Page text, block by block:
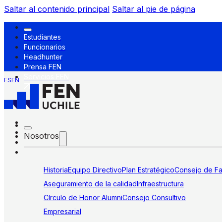
Saltar al contenido principal Saltar al pie de página
Estudiantes
Funcionarios
Headhunter
Prensa FEN
ESEN
Nosotros
HistoriaEquipo DirectivoPlan EstratégicoConsejo de
Aseguramiento de la calidadInfraestructura
Círculo de Honor AlumniConsejo Consultivo
Empresarial